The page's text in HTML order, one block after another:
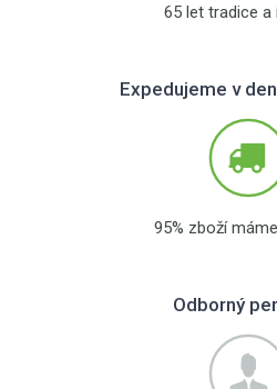
65 let tradice a
Expedujeme v
95% zboží
Odborný